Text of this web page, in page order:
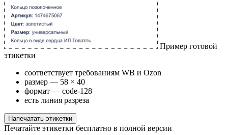
Пример готовой
этикетки
соответствует требованиям WB и Ozon
размер — 58 × 40
формат — code-128
есть линия разреза
Напечатать этикетки
Печатайте этикетки бесплатно в полной версии